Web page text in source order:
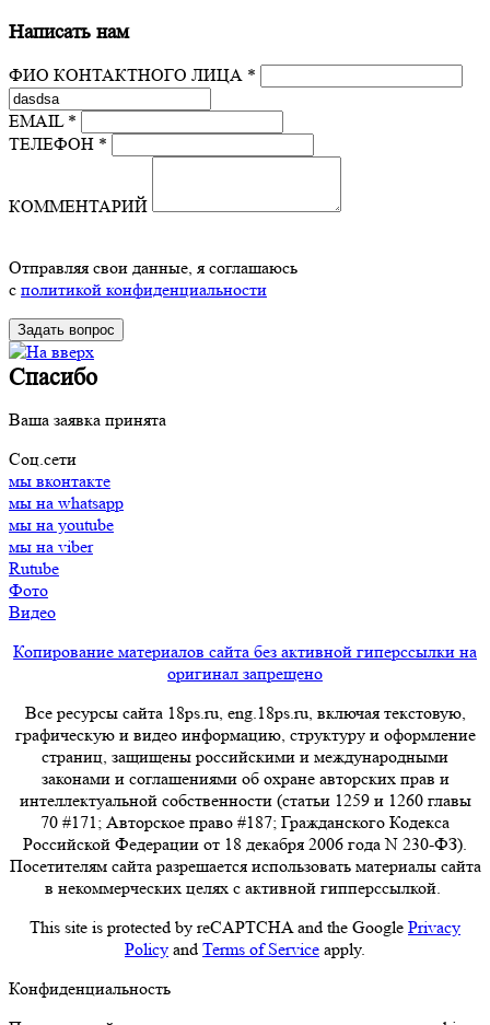
Написать нам
ФИО КОНТАКТНОГО ЛИЦА *
EMAIL *
ТЕЛЕФОН *
КОММЕНТАРИЙ
Отправляя свои данные, я соглашаюсь
с политикой конфиденциальности
Спасибо
Ваша заявка принята
Соц.сети
мы вконтакте
мы на whatsapp
мы на youtube
мы на viber
Rutube
Фото
Видео
Копирование материалов сайта без активной гиперссылки на
оригинал запрещено
Все ресурсы сайта 18ps.ru, eng.18ps.ru, включая текстовую,
графическую и видео информацию, структуру и оформление
страниц, защищены российскими и международными
законами и соглашениями об охране авторских прав и
интеллектуальной собственности (статьи 1259 и 1260 главы
70 #171; Авторское право #187; Гражданского Кодекса
Российской Федерации от 18 декабря 2006 года N 230-ФЗ).
Посетителям сайта разрешается использовать материалы сайта
в некоммерческих целях с активной гипперссылкой.
This site is protected by reCAPTCHA and the Google Privacy
Policy and Terms of Service apply.
Конфиденциальность